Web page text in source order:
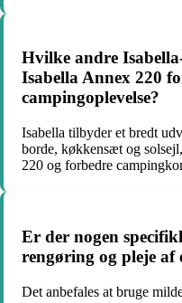
Hvilke andre
Isabella Annex 220
campingoplevelse?
Isabella tilbyder et bredt
borde, køkkensæt og
220 og forbedre
Er der nogen
rengøring og pleje af
Det anbefales at bruge